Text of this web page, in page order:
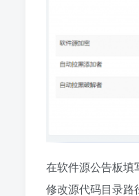
在软件源公告板填
修改源代码目录路